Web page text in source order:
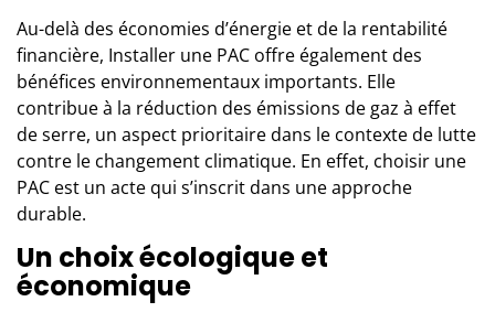
Au-delà des économies d’énergie et de la rentabilité
financière, Installer une PAC offre également des
bénéfices environnementaux importants. Elle
contribue à la réduction des émissions de gaz à effet
de serre, un aspect prioritaire dans le contexte de lutte
contre le changement climatique. En effet, choisir une
PAC est un acte qui s’inscrit dans une approche
durable.
Un choix écologique et
économique